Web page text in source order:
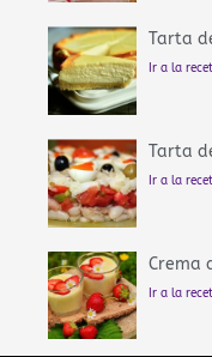
Tarta
Ir a la
Tarta
Ir a la
Crema
Ir a la